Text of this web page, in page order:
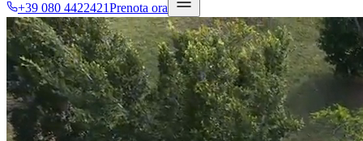
+39 080 4422421Prenota ora